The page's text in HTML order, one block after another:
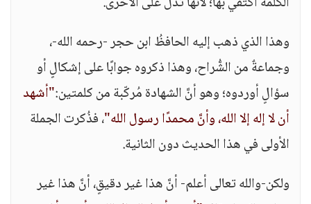
وهذا الذي ذهب إليه الحافظُ ابن حجر -رحمه الله-،
وجماعةٌ من الشُّراح، وهذا ذكروه جوابًا على إشكالٍ أو
سؤالٍ أوردوه؛ وهو أنَّ الشهادة مُركّبة من كلمتين:"أشهد
أن لا إله إلا الله، وأنَّ محمدًا رسول الله"، فذُكرت الجملة
الأولى في هذا الحديث دون الثانية.
ولكن-والله تعالى أعلم- أنَّ هذا غير دقيقٍ، أنَّ هذا غير